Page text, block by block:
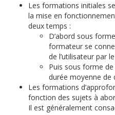
Les formations initiales
la mise en
deux temps :
D’abord sous
formateur se
de l’utilisateur par
Puis sous forme
durée moyenne de
Les formations
fonction des sujets à
Il est généralement